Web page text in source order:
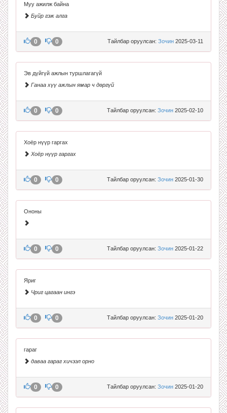
Муу ажилж байна
Буйр гэж алга
Тайлбар оруулсан: Зочин 2025-03-11
0 0
Эв дүйгүй ажлын туршлагагүй
Ганаа хүү ажлын ямар ч дөргүй
Тайлбар оруулсан: Зочин 2025-02-10
0 0
Хоёр нүүр гаргах
Хоёр нүүр гаргах
Тайлбар оруулсан: Зочин 2025-01-30
0 0
Ононы
Тайлбар оруулсан: Зочин 2025-01-22
0 0
Яриг
Чриг цагаан ингэ
Тайлбар оруулсан: Зочин 2025-01-20
0 0
гараг
даваа гараг хичээл орно
Тайлбар оруулсан: Зочин 2025-01-20
0 0